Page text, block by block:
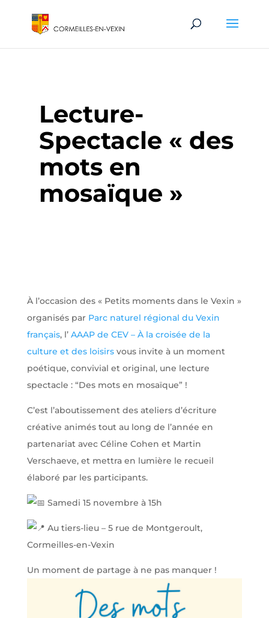
Lecture-
Spectacle « des
mots en
mosaïque »
À l’occasion des « Petits moments dans le Vexin »
organisés par Parc naturel régional du Vexin
français, l’ AAAP de CEV – À la croisée de la
culture et des loisirsvous invite à un moment
poétique, convivial et original, une lecture
spectacle : “Des mots en mosaïque” !
C’est l’aboutissement des ateliers d’écriture
créative animés tout au long de l’année en
partenariat avec Céline Cohen et Martin
Verschaeve, et mettra en lumière le recueil
élaboré par les participants.
Samedi 15 novembre à 15h
Au tiers-lieu – 5 rue de Montgeroult,
Cormeilles-en-Vexin
Un moment de partage à ne pas manquer !